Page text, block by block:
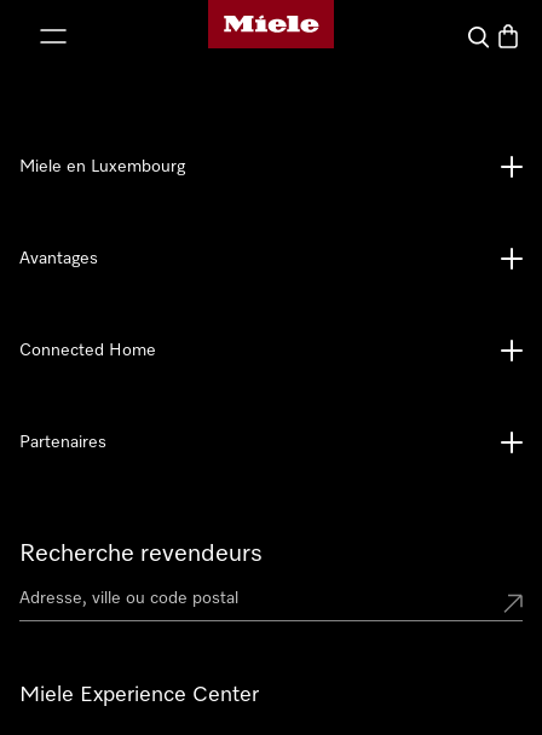
Page d'accueil de Miele
Panier
Recherche revendeurs
Miele Experience Center
Miele en Luxembourg
Avantages
Connected Home
Partenaires